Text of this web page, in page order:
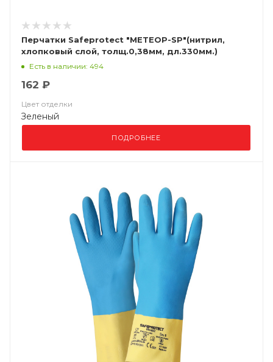
Перчатки Safeprotect "МЕТЕОР-SP"(нитрил,
хлопковый слой, толщ.0,38мм, дл.330мм.)
Есть в наличии: 494
162 ₽
Цвет отделки
Зеленый
ПОДРОБНЕЕ